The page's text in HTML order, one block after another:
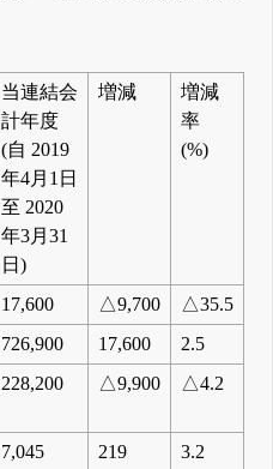
当連結会
計年度
(自 2019
年4月1日
至 2020
年3月31
日)
増減
増減
率
(%)
17,600 △9,700
△35.5
726,900 17,600
2.5
228,200 △9,900 △4.2
7,045 219 3.2